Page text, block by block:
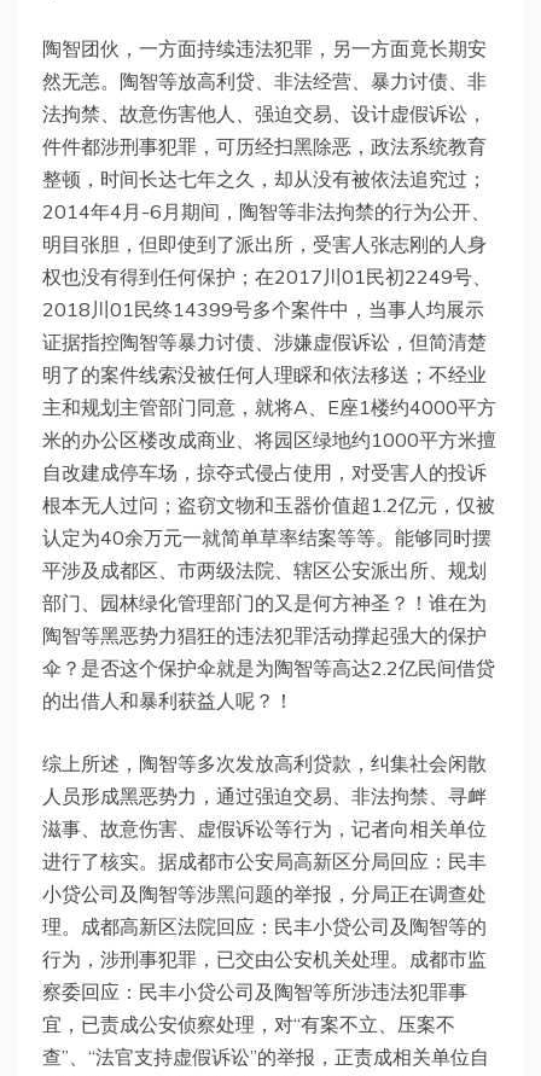
陶智团伙，一方面持续违法犯罪，另一方面竟长期安
然无恙。陶智等放高利贷、非法经营、暴力讨债、非
法拘禁、故意伤害他人、强迫交易、设计虚假诉讼，
件件都涉刑事犯罪，可历经扫黑除恶，政法系统教育
整顿，时间长达七年之久，却从没有被依法追究过；
2014年4月-6月期间，陶智等非法拘禁的行为公开、
明目张胆，但即使到了派出所，受害人张志刚的人身
权也没有得到任何保护；在2017川01民初2249号、
2018川01民终14399号多个案件中，当事人均展示
证据指控陶智等暴力讨债、涉嫌虚假诉讼，但简清楚
明了的案件线索没被任何人理睬和依法移送；不经业
主和规划主管部门同意，就将A、E座1楼约4000平方
米的办公区楼改成商业、将园区绿地约1000平方米擅
自改建成停车场，掠夺式侵占使用，对受害人的投诉
根本无人过问；盗窃文物和玉器价值超1.2亿元，仅被
认定为40余万元一就简单草率结案等等。能够同时摆
平涉及成都区、市两级法院、辖区公安派出所、规划
部门、园林绿化管理部门的又是何方神圣？！谁在为
陶智等黑恶势力猖狂的违法犯罪活动撑起强大的保护
伞？是否这个保护伞就是为陶智等高达2.2亿民间借贷
的出借人和暴利获益人呢？！
综上所述，陶智等多次发放高利贷款，纠集社会闲散
人员形成黑恶势力，通过强迫交易、非法拘禁、寻衅
滋事、故意伤害、虚假诉讼等行为，记者向相关单位
进行了核实。据成都市公安局高新区分局回应：民丰
小贷公司及陶智等涉黑问题的举报，分局正在调查处
理。成都高新区法院回应：民丰小贷公司及陶智等的
行为，涉刑事犯罪，已交由公安机关处理。成都市监
察委回应：民丰小贷公司及陶智等所涉违法犯罪事
宜，已责成公安侦察处理，对“有案不立、压案不
查”、“法官支持虚假诉讼”的举报，正责成相关单位自